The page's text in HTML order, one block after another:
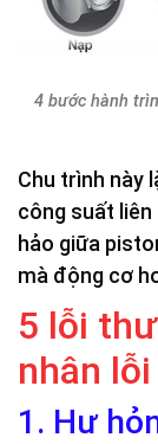
4 bước hành
Chu trình này
công suất liên
hảo giữa
mà động cơ
5 lỗi
nhân
1. Hư